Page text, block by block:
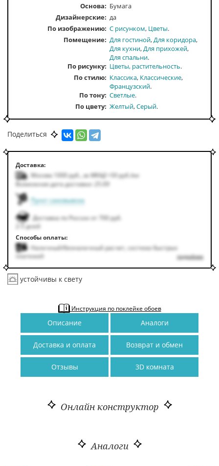
Основа: Бумага
Дизайнерские: да
По изображению С рисунком Цветы
Помещение Для гостиной Для коридора
Для кухни Для прихожей
Для спальни
По рисунку
Цветы, растительность
По стилю
Классика Классические
Французский
По тону Светлые
По цвету Желтый Серый
Поделиться
Доставка:
Москва 1000руб. за МКАД +50руб. /км
Возможная дата доставки: 25.09
Пункт самовывоза
Доставка по России от 700 руб.
2-5 дней
Способы оплаты:
Наличный/безналичный расчет, система быстрых
платежей
подробнее
устойчивы к свету
Инструкция по поклейке обоев
Описание Аналоги
Доставка и оплата Возврат и обмен
Отзывы 3D комната
Онлайн конструктор
Аналоги